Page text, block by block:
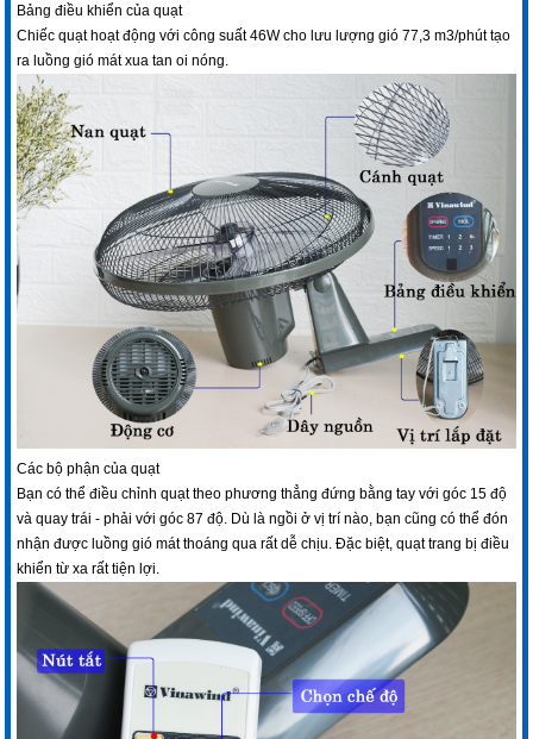
Bảng điều khiển của quạt
Chiếc quạt hoạt động với công suất 46W cho lưu lượng gió 77,3 m3/phút tạo
ra luồng gió mát xua tan oi nóng.
Các bộ phận của quạt
Bạn có thể điều chỉnh quạt theo phương thẳng đứng bằng tay với góc 15 độ
và quay trái - phải với góc 87 độ. Dù là ngồi ở vị trí nào, bạn cũng có thể đón
nhận được luồng gió mát thoáng qua rất dễ chịu. Đặc biệt, quạt trang bị điều
khiển từ xa rất tiện lợi.